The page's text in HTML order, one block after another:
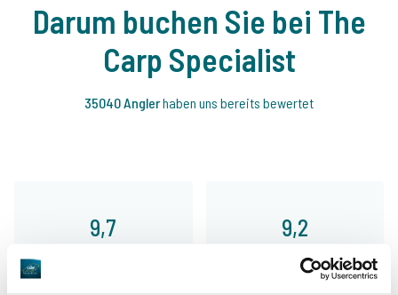
Darum buchen Sie bei The
Carp Specialist
35040 Anglerhaben uns bereits bewertet
9,7 9,2
Anlagen